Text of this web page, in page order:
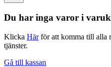
Du har inga varor i
Klicka Härför att komma till alla
tjänster.
Gå till kassan